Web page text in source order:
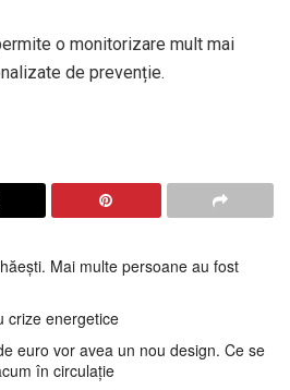
o monitorizare mult mai
de prevenție.
Mai multe persoane au fost
crize energetice
euro vor avea un nou design. Ce se
în circulație